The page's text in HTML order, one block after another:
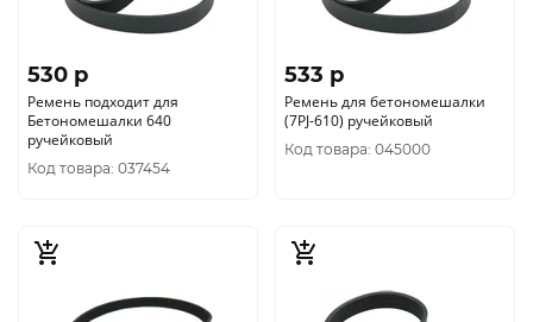
530 p
Ремень подходит для
Бетономешалки 640
ручейковый
Код товара: 037454
533 p
Ремень для бетономешалки
(7PJ-610) ручейковый
Код товара: 045000